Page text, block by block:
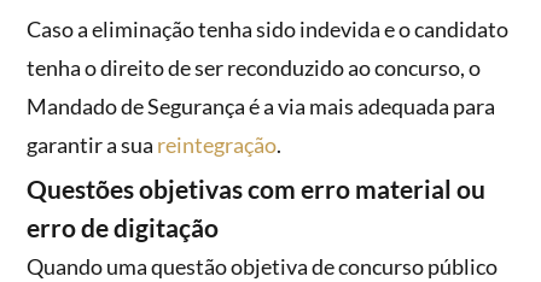
Caso a eliminação tenha sido indevida e o candidato
tenha o direito de ser reconduzido ao concurso, o
Mandado de Segurança é a via mais adequada para
garantir a sua reintegração.
Questões objetivas com erro material ou
erro de digitação
Quando uma questão objetiva de concurso público